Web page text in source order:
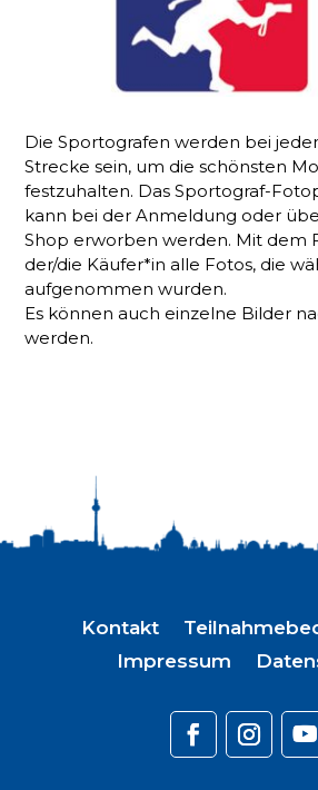
Die Sportografen werden bei
Strecke sein, um die schönsten
festzuhalten. Das Sportograf-
kann bei der Anmeldung oder
Shop erworben werden. Mit dem
der/die Käufer*in alle Fotos, die
aufgenommen wurden.
Es können auch einzelne Bilder
werden.
Kontakt
Impressum